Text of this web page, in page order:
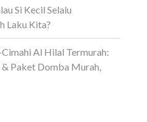
Si Kecil Selalu
Laku Kita?
Al Hilal Termurah:
Paket Domba Murah,